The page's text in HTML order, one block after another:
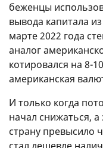
беженцы
вывода капитала
марте 2022 года
аналог
котировался на 8-
американская
И только когда
начал снижаться,
страну превысило